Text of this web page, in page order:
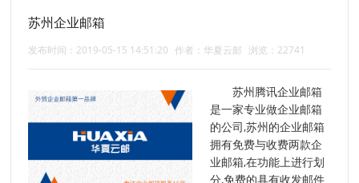
苏州企业邮箱
发布时间：2019-05-15 14:51:20 作者：华夏云邮 浏览：22741
苏州腾讯企业邮箱
是一家专业做企业邮箱
的公司,苏州的企业邮箱
拥有免费与收费两款企
业邮箱,在功能上进行划
分,免费的具有收发邮件